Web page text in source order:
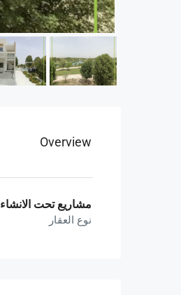
Overview
مشاريع تحت الانشاء
نوع العقار